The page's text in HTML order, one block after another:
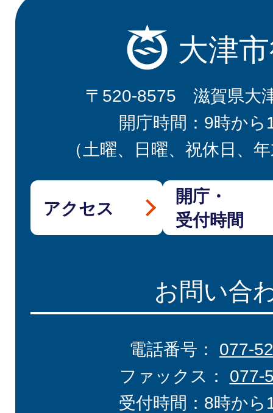
大津
〒520-8575 滋賀県大
開庁時間：9時から
（土曜、日曜、祝休日、
アクセス
開庁・
受付時間
お問い合
電話番号： 077-
ファックス： 077-
受付時間：8時から